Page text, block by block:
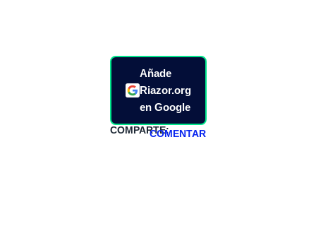
Añade
Riazor.org
en Google
COMPARTE:COMENTAR